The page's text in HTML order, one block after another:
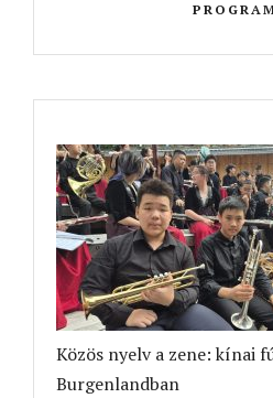
Közös nyelv a zene: kínai
Burgenlandban